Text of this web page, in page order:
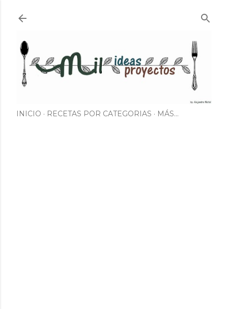
INICIO RECETAS POR CATEGORIAS MÁS…